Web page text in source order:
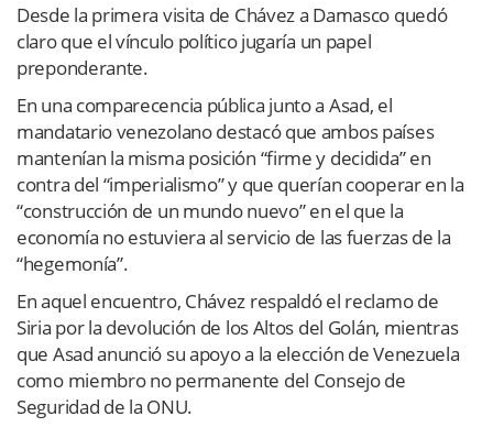
Desde la primera visita de Chávez a Damasco quedó
claro que el vínculo político jugaría un papel
preponderante.
En una comparecencia pública junto a Asad, el
mandatario venezolano destacó que ambos países
mantenían la misma posición “firme y decidida” en
contra del “imperialismo” y que querían cooperar en la
“construcción de un mundo nuevo” en el que la
economía no estuviera al servicio de las fuerzas de la
“hegemonía”.
En aquel encuentro, Chávez respaldó el reclamo de
Siria por la devolución de los Altos del Golán, mientras
que Asad anunció su apoyo a la elección de Venezuela
como miembro no permanente del Consejo de
Seguridad de la ONU.